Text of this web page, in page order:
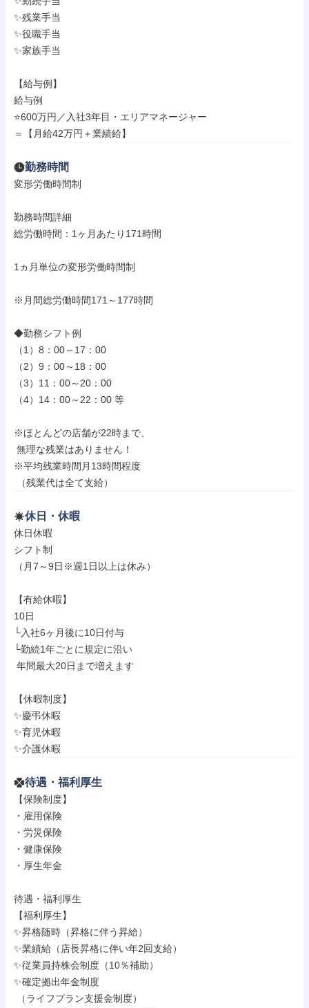
✨残業手当
✨役職手当
✨家族手当
【給与例】
給与例
⭐600万円／入社3年目・エリアマネージャー
＝【月給42万円＋業績給】
勤務時間
変形労働時間制
勤務時間詳細
総労働時間：1ヶ月あたり171時間
1ヵ月単位の変形労働時間制
※月間総労働時間171～177時間
◆勤務シフト例
（1）8：00～17：00
（2）9：00～18：00
（3）11：00～20：00
（4）14：00～22：00 等
※ほとんどの店舗が22時まで、
※平均残業時間月13時間程度
（残業代は全て支給）
休日・休暇
休日休暇
シフト制
（月7～9日※週1日以上は休み）
【有給休暇】
10日
└入社6ヶ月後に10日付与
└勤続1年ごとに規定に沿い
【休暇制度】
✨慶弔休暇
✨育児休暇
✨介護休暇
待遇・福利厚生
【保険制度】
・雇用保険
・労災保険
・健康保険
・厚生年金
待遇・福利厚生
【福利厚生】
✨昇格随時（昇格に伴う昇給）
✨業績給（店長昇格に伴い年2回支給）
✨従業員持株会制度（10％補助）
✨確定拠出年金制度